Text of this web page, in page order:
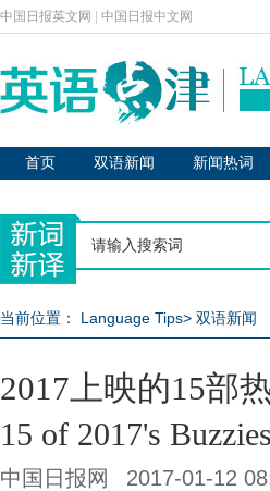
中国日报英文网 中国日报中文网
首页 双语新闻 新闻热词
当前位置： Language Tips> 双语新闻
2017上映的15部
15 of 2017's
中国日报网 2017-01-12